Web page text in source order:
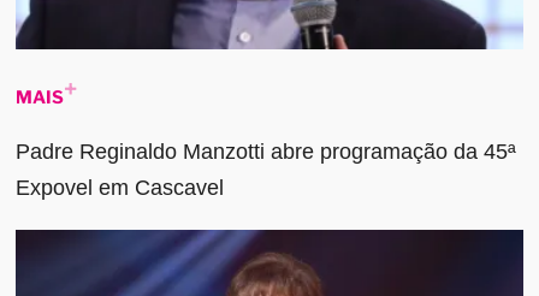
MAIS
Padre Reginaldo Manzotti abre programação da 45ª
Expovel em Cascavel